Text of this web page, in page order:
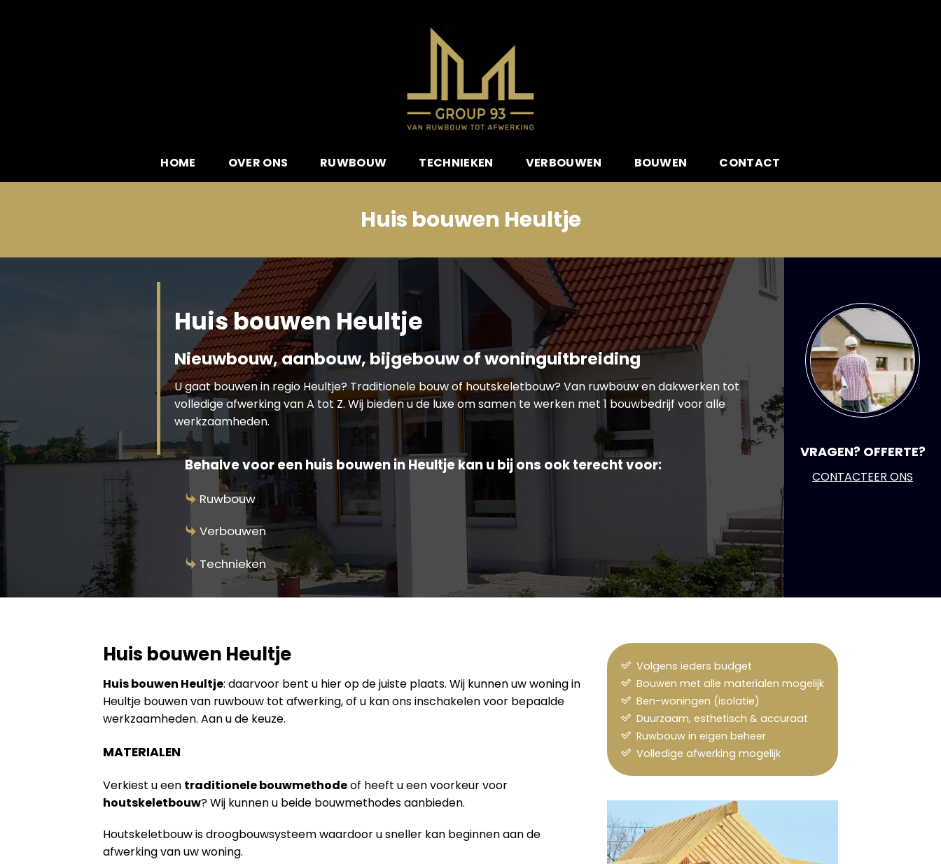
HOME OVER ONS RUWBOUW TECHNIEKEN VERBOUWEN BOUWEN CONTACT
Huis bouwen Heultje
Huis bouwen Heultje
Nieuwbouw, aanbouw, bijgebouw of woninguitbreiding
U gaat bouwen in regio Heultje? Traditionele bouw of houtskeletbouw? Van ruwbouw en dakwerken tot
volledige afwerking van A tot Z. Wij bieden u de luxe om samen te werken met 1 bouwbedrijf voor alle
werkzaamheden.
Behalve voor een huis bouwen in Heultje kan u bij ons ook terecht voor:
Ruwbouw
Verbouwen
Technieken
VRAGEN? OFFERTE?
CONTACTEER ONS
Huis bouwen Heultje
Huis bouwen Heultje: daarvoor bent u hier op de juiste plaats. Wij kunnen uw woning in
Heultje bouwen van ruwbouw tot afwerking, of u kan ons inschakelen voor bepaalde
werkzaamheden. Aan u de keuze.
MATERIALEN
Verkiest u een traditionele bouwmethodeof heeft u een voorkeur voor
houtskeletbouw? Wij kunnen u beide bouwmethodes aanbieden.
Houtskeletbouw is droogbouwsysteem waardoor u sneller kan beginnen aan de
afwerking van uw woning.
Volgens ieders budget
Bouwen met alle materialen mogelijk
Ben-woningen (isolatie)
Duurzaam, esthetisch & accuraat
Ruwbouw in eigen beheer
Volledige afwerking mogelijk